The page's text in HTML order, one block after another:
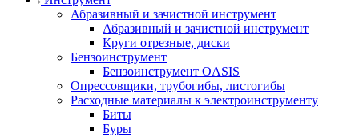
Абразивный и зачистной инструмент
Абразивный и зачистной инструмент
Круги отрезные, диски
Бензоинструмент
Бензоинструмент OASIS
Опрессовщики, трубогибы, листогибы
Расходные материалы к электроинструменту
Биты
Буры